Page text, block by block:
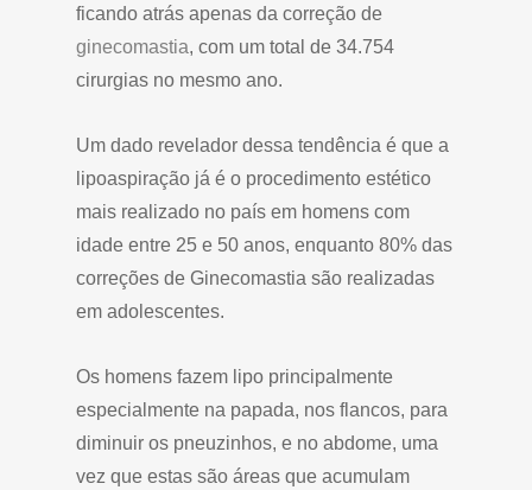
ficando atrás apenas da correção de
ginecomastia, com um total de 34.754
cirurgias no mesmo ano.
Um dado revelador dessa tendência é que a
lipoaspiração já é o procedimento estético
mais realizado no país em homens com
idade entre 25 e 50 anos, enquanto 80% das
correções de Ginecomastia são realizadas
em adolescentes.
Os homens fazem lipo principalmente
especialmente na papada, nos flancos, para
diminuir os pneuzinhos, e no abdome, uma
vez que estas são áreas que acumulam